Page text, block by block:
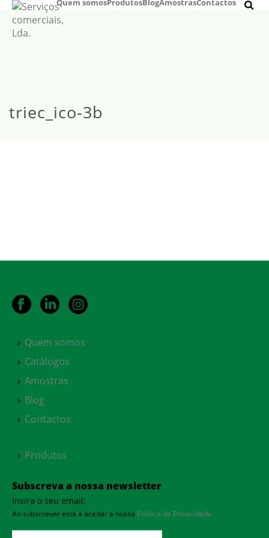
Quem somosProdutosBlogAmostrasContactos
triec_ico-3b
Quem somos
Catálogos
Amostras
Blog
Contactos
Produtos
Subscreva a nossa newsletter
Insira o seu email:
Ao subscrever está a aceitar a nossa Política de Privacidade